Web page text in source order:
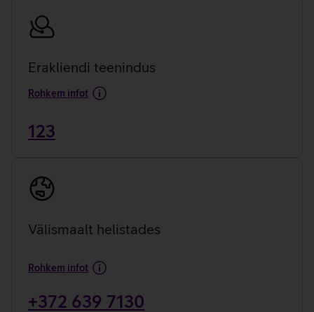
Erakliendi teenindus
Rohkem infot
123
Välismaalt helistades
Rohkem infot
+372 639 7130